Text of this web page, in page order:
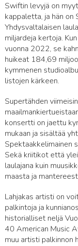
Swiftin levyjä on
kappaletta, ja hän on
Yhdysvaltalaisen
miljardeja kertoja.
vuonna 2022, se
huikeat 184,69
kymmenen
listojen kärkeen.
Supertähden
konsertti on jaettu
mukaan ja sisältää
Spektaakkelimainen
Sekä kriitikot että
laulajana kuin
maasta ja
Lahjakas artisti on
palkintoja ja
historialliset neljä
40 American Music
muu artisti palkinnon